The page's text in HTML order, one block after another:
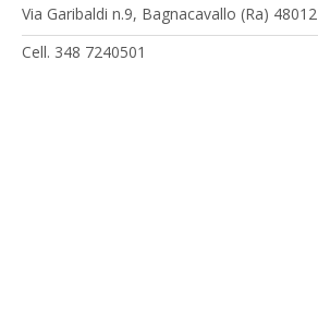
Via Garibaldi n.9, Bagnacavallo (Ra) 48012
Cell. 348 7240501